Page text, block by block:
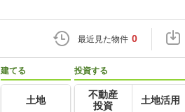
最近見た物件 0
建てる
土地
投資する
不動産
投資
土地活用